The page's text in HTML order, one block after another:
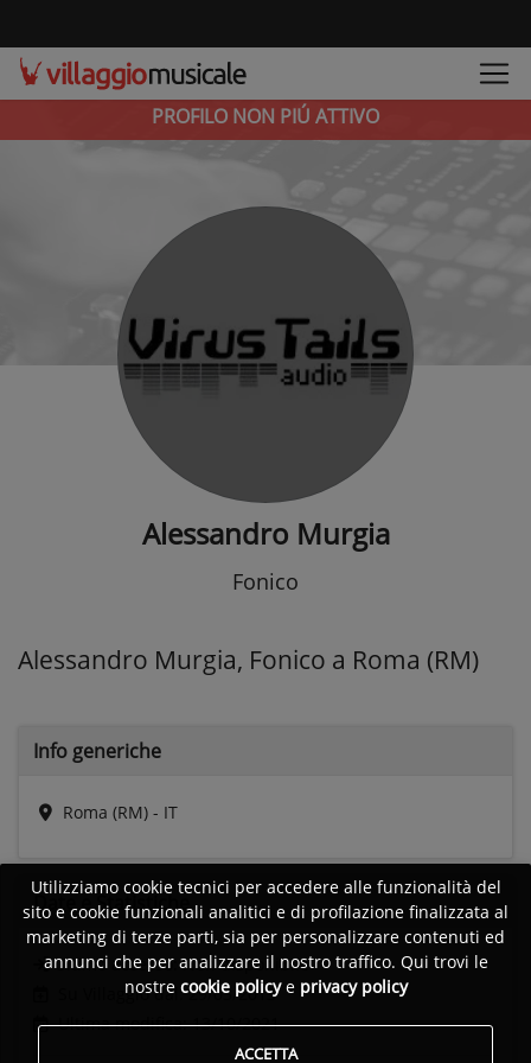
PROFILO NON PIÚ ATTIVO
Alessandro Murgia
Fonico
Alessandro Murgia, Fonico a Roma (RM)
Info generiche
Roma (RM) - IT
Date eStatistiche
Ultimo accesso:Non disponibile
Su Villaggio dal: 29/03/2013
Ultima modifica: 13/10/2021
Utilizziamo cookie tecnici per accedere alle funzionalità del
sito e cookie funzionali analitici e di profilazione finalizzata al
marketing di terze parti, sia per personalizzare contenuti ed
annunci che per analizzare il nostro traffico. Qui trovi le
nostre cookie policye privacy policy
ACCETTA